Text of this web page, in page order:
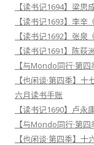
【读书记1694】梁思
【读书记1693】李辛
【读书记1692】张泉
【读书记1691】陈荻
【与Mondo同行·第
【也闲谈·第四季】
六月读书手账
【读书记1690】卢永
【与Mondo同行·第
【也闲谈·第四季】